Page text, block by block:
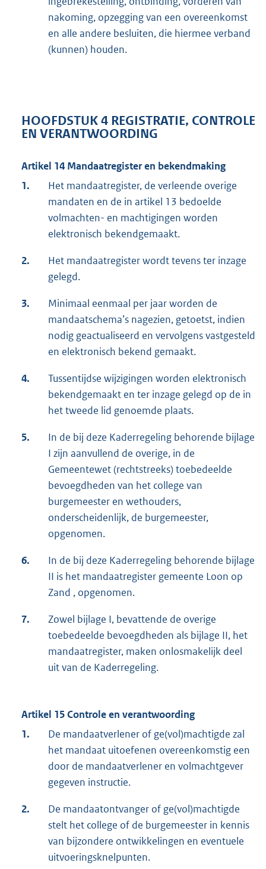
nakoming, opzegging van een overeenkomst
en alle andere besluiten, die hiermee verband
(kunnen) houden.
HOOFDSTUK 4 REGISTRATIE, CONTROLE
EN VERANTWOORDING
Artikel 14 Mandaatregister en bekendmaking
1.
Het mandaatregister, de verleende overige
mandaten en de in artikel 13 bedoelde
volmachten- en machtigingen worden
elektronisch bekendgemaakt.
2.
Het mandaatregister wordt tevens ter inzage
gelegd.
3.
Minimaal eenmaal per jaar worden de
mandaatschema’s nagezien, getoetst, indien
nodig geactualiseerd en vervolgens vastgesteld
en elektronisch bekend gemaakt.
4.
Tussentijdse wijzigingen worden elektronisch
bekendgemaakt en ter inzage gelegd op de in
het tweede lid genoemde plaats.
5.
In de bij deze Kaderregeling behorende bijlage
I zijn aanvullend de overige, in de
Gemeentewet (rechtstreeks) toebedeelde
bevoegdheden van het college van
burgemeester en wethouders,
onderscheidenlijk, de burgemeester,
opgenomen.
6.
In de bij deze Kaderregeling behorende bijlage
II is het mandaatregister gemeente Loon op
Zand , opgenomen.
7.
Zowel bijlage I, bevattende de overige
toebedeelde bevoegdheden als bijlage II, het
mandaatregister, maken onlosmakelijk deel
uit van de Kaderregeling.
Artikel 15 Controle en verantwoording
1.
De mandaatverlener of ge(vol)machtigde zal
het mandaat uitoefenen overeenkomstig een
door de mandaatverlener en volmachtgever
gegeven instructie.
2.
De mandaatontvanger of ge(vol)machtigde
stelt het college of de burgemeester in kennis
van bijzondere ontwikkelingen en eventuele
uitvoeringsknelpunten.